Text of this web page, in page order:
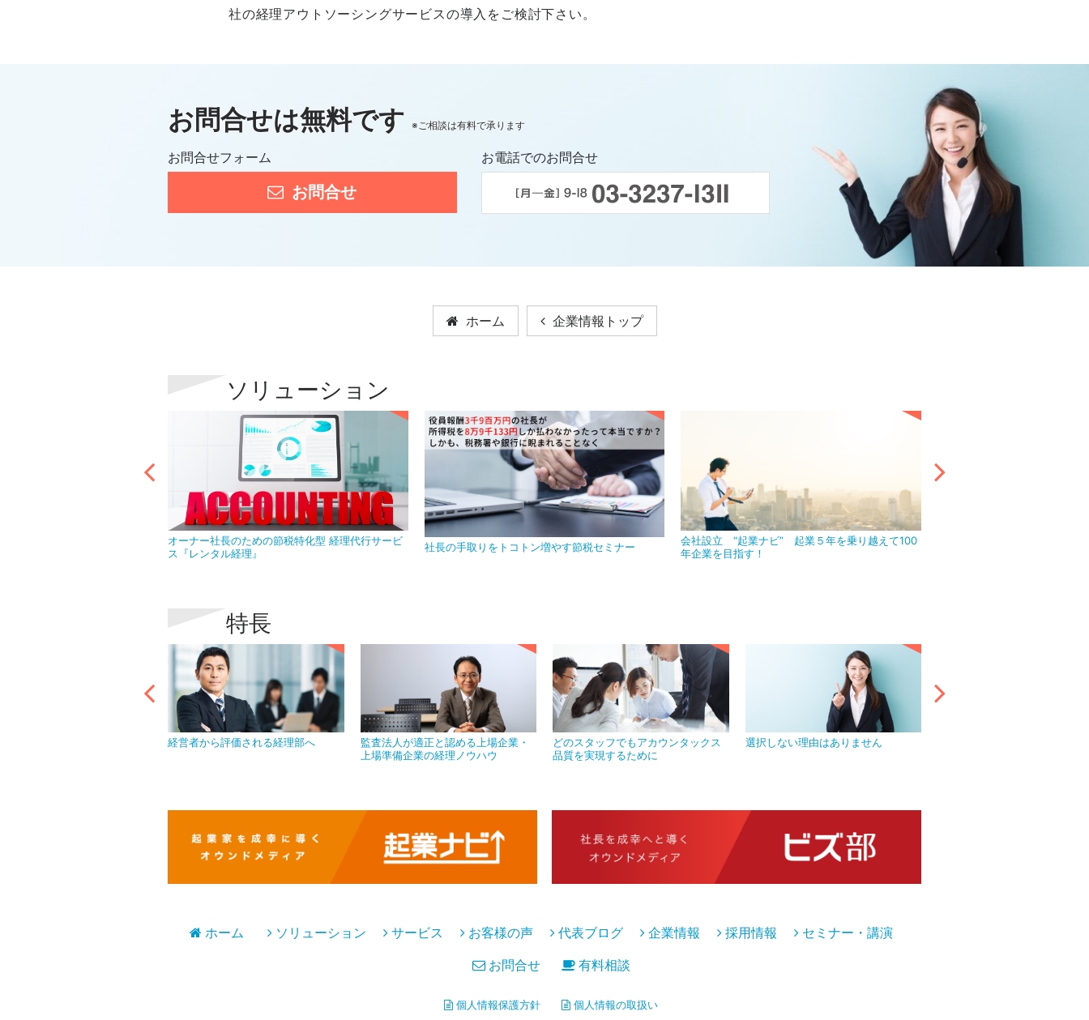
社の経理アウトソーシングサービスの導入をご検討下さい。
お問合せは無料です ※ご相談は有料で承ります
お問合せフォーム
お問合せ
お電話でのお問合せ
ホーム 企業情報トップ
ソリューション
オーナー社長のための節税特化型 経理代行サービ
ス『レンタル経理』
社長の手取りをトコトン増やす節税セミナー
会社設立 “起業ナビ” 起業５年を乗り越えて100
年企業を目指す！
特長
経営者から評価される経理部へ
監査法人が適正と認める上場企業・
上場準備企業の経理ノウハウ
どのスタッフでもアカウンタックス
品質を実現するために
選択しない理由はありません
ホーム ソリューション サービス お客様の声 代表ブログ 企業情報 採用情報
セミナー・講演
お問合せ
有料相談
個人情報保護方針 個人情報の取扱い